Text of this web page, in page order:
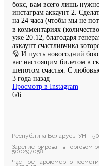
бокс, вам всего лишь
инстаграм аккаунт 2.
на 24 часа (чтобы мы не
в комментариях
уже 20.12, благодаря
аккаунт счастливчика
🎅 И пусть новогодний
вас настоящим билетом в
шепотом счастья. С
3 года назад
Просмотр в Instagram
6/6
Республика Беларусь, УНП
Зарегистрирован в
500297058
Частное парфюмерно-